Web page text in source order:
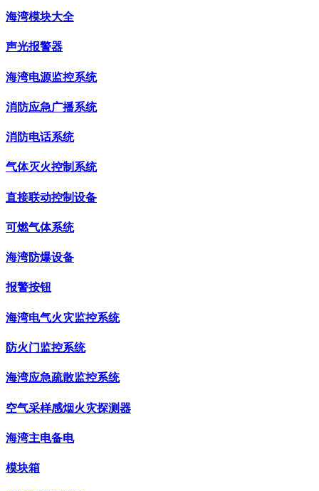
海湾模块大全
声光报警器
海湾电源监控系统
消防应急广播系统
消防电话系统
气体灭火控制系统
直接联动控制设备
可燃气体系统
海湾防爆设备
报警按钮
海湾电气火灾监控系统
防火门监控系统
海湾应急疏散监控系统
空气采样感烟火灾探测器
海湾主电备电
模块箱